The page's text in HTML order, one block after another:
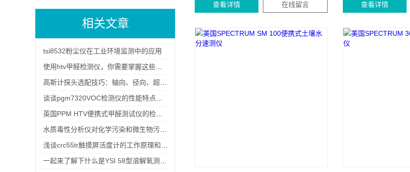
相关文章
tsi8532粉尘仪在工业环境监测中的应用
查看详情 在线留言 查看详情